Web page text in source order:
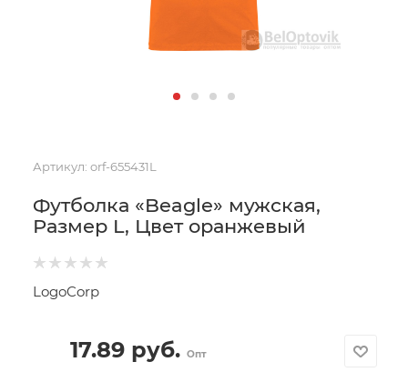
Артикул: orf-655431L
Футболка «Beagle» мужская,
Размер L, Цвет оранжевый
LogoCorp
17.89руб. Опт